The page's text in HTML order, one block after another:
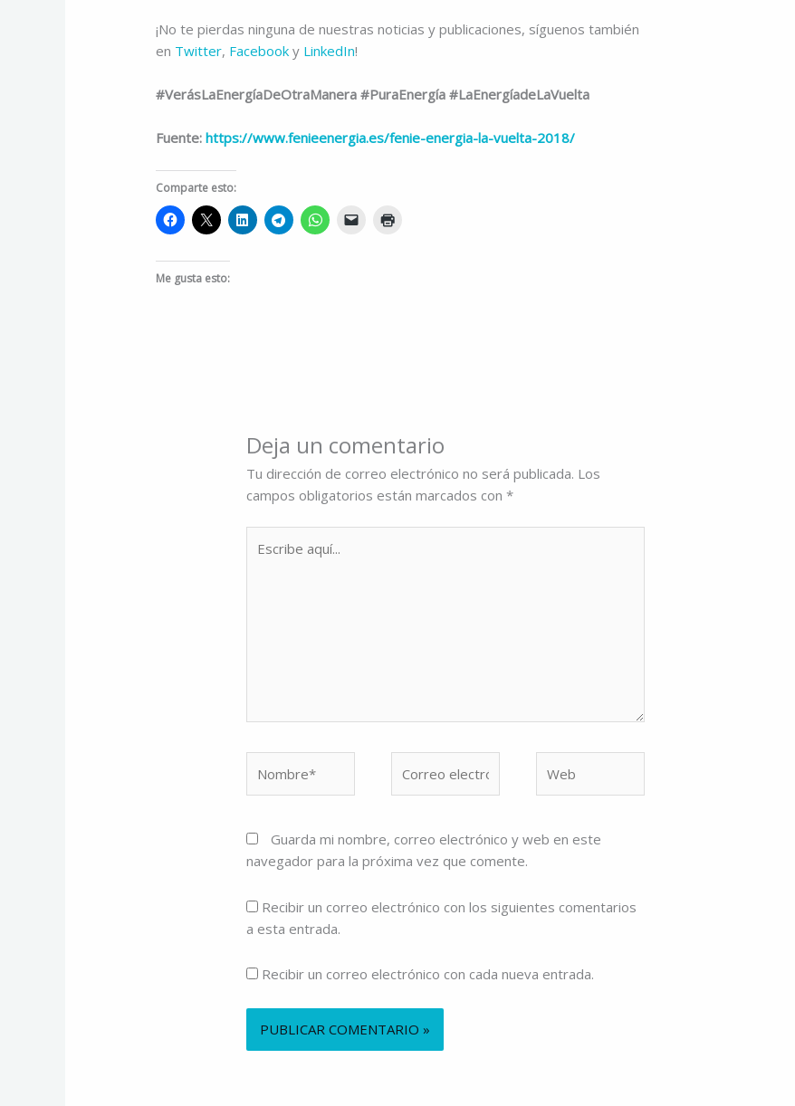
¡No te pierdas ninguna de nuestras noticias y publicaciones, síguenos también
en Twitter, Facebook y LinkedIn!
#VerásLaEnergíaDeOtraManera #PuraEnergía #LaEnergíadeLaVuelta
Fuente:https://www.fenieenergia.es/fenie-energia-la-vuelta-2018/
Comparte esto:
Me gusta esto:
Deja un comentario
Tu dirección de correo electrónico no será publicada. Los
campos obligatorios están marcados con*
aquí...
electrónico*
Guarda mi nombre, correo electrónico y web en este
navegador para la próxima vez que comente.
Recibir un correo electrónico con los siguientes comentarios
a esta entrada.
Recibir un correo electrónico con cada nueva entrada.